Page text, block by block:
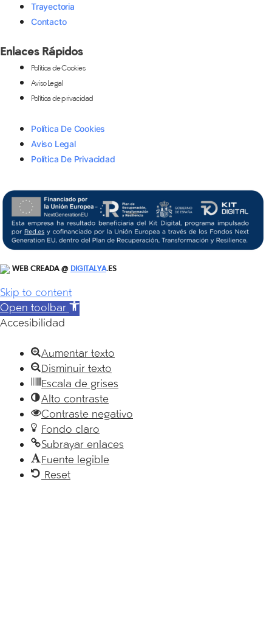
Trayectoria
Contacto
Enlaces Rápidos
Política de Cookies
Aviso Legal
Política de privacidad
Política De Cookies
Aviso Legal
Política De Privacidad
WEB CREADA @DIGITALYA.ES
Skip to content
Open toolbar
Accesibilidad
Aumentar texto
Disminuir texto
Escala de grises
Alto contraste
Contraste negativo
Fondo claro
Subrayar enlaces
Fuente legible
Reset